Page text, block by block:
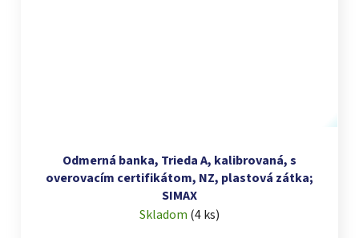
Odmerná banka, Trieda A, kalibrovaná, s
overovacím certifikátom, NZ, plastová zátka;
SIMAX
Skladom (4 ks)